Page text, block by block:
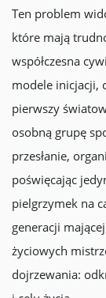
Ten problem
które mają
współczesna
modele inicjacji,
pierwszy
osobną grupę
przesłanie,
poświęcając
pielgrzymek na
generacji
życiowych
dojrzewania: